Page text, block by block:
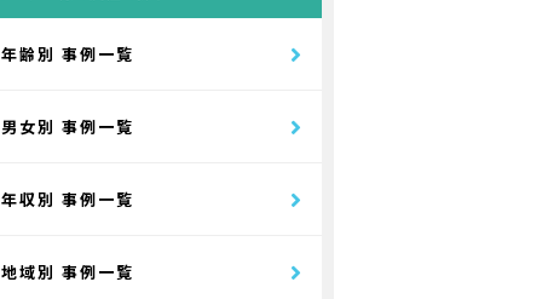
年齢別 事例一覧
男女別 事例一覧
年収別 事例一覧
地域別 事例一覧